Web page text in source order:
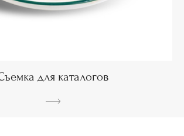
для каталогов